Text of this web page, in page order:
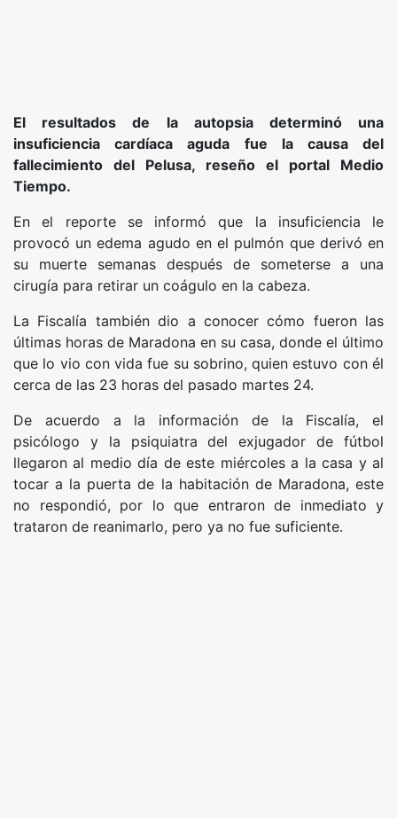
El resultados de la autopsia determinó una
insuficiencia cardíaca aguda fue la causa del
fallecimiento del Pelusa, reseño el portal Medio
Tiempo.
En el reporte se informó que la insuficiencia le
provocó un edema agudo en el pulmón que derivó en
su muerte semanas después de someterse a una
cirugía para retirar un coágulo en la cabeza.
La Fiscalía también dio a conocer cómo fueron las
últimas horas de Maradona en su casa, donde el último
que lo vio con vida fue su sobrino, quien estuvo con él
cerca de las 23 horas del pasado martes 24.
De acuerdo a la información de la Fiscalía, el
psicólogo y la psiquiatra del exjugador de fútbol
llegaron al medio día de este miércoles a la casa y al
tocar a la puerta de la habitación de Maradona, este
no respondió, por lo que entraron de inmediato y
trataron de reanimarlo, pero ya no fue suficiente.